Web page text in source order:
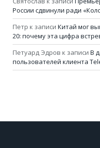
России сдвинули ради
Петр к записи Китай мог
20: почему эта цифра
Петуард Эдров к записи В
пользователей клиента